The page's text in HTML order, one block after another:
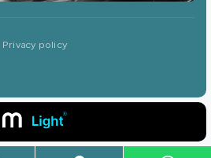
Gorredijk
Privacy policy